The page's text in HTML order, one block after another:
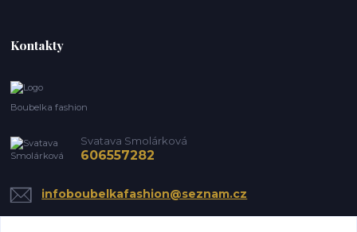
Kontakty
Boubelka fashion
Svatava Smolárková
606557282
infoboubelkafashion@seznam.cz